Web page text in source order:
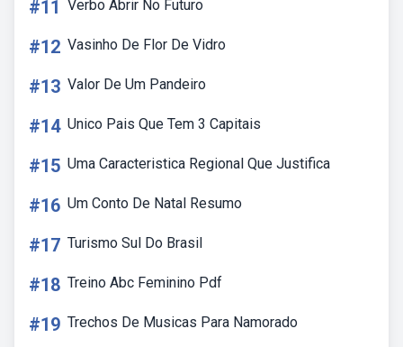
#11 Verbo Abrir No Futuro
#12 Vasinho De Flor De Vidro
#13 Valor De Um Pandeiro
#14 Unico Pais Que Tem 3 Capitais
#15 Uma Caracteristica Regional Que Justifica
#16 Um Conto De Natal Resumo
#17 Turismo Sul Do Brasil
#18 Treino Abc Feminino Pdf
#19 Trechos De Musicas Para Namorado